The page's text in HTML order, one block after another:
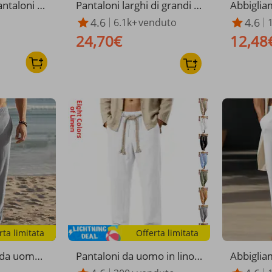
a
- Mis
Pantaloni larghi di grandi di
mensioni in cotone e lino q
uattro stagioni, con polsini
multitasche e coulisse, tint
4.6 6.1k+venduto
24,70€
024
antaloni
sual
4.6
limitata
uomo i
Pantal
Offerta limitata
Pantaloni da uomo in lino c
on coulisse | Pantaloni esti
antaloni